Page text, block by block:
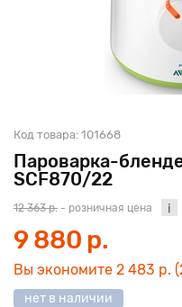
Пароварка-
SCF870/22
Код товара: 101668
12 363 р. - розничная цена
9 880 р.
Вы экономите 2 483 р.
нет в наличии